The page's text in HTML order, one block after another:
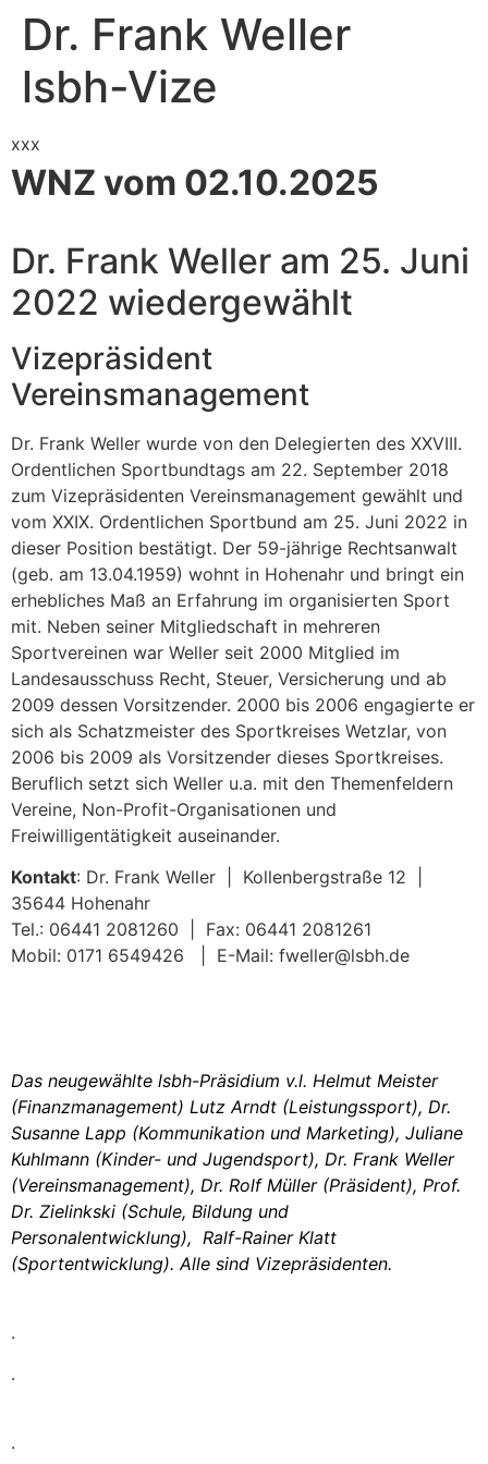
Dr. Frank Weller
lsbh-Vize
xxx
WNZ vom 02.10.2025
Dr. Frank Weller am 25. Juni
2022 wiedergewählt
Vizepräsident
Vereinsmanagement
Dr. Frank Weller wurde von den Delegierten des XXVIII.
Ordentlichen Sportbundtags am 22. September 2018
zum Vizepräsidenten Vereinsmanagement gewählt und
vom XXIX. Ordentlichen Sportbund am 25. Juni 2022 in
dieser Position bestätigt. Der 59-jährige Rechtsanwalt
(geb. am 13.04.1959) wohnt in Hohenahr und bringt ein
erhebliches Maß an Erfahrung im organisierten Sport
mit. Neben seiner Mitgliedschaft in mehreren
Sportvereinen war Weller seit 2000 Mitglied im
Landesausschuss Recht, Steuer, Versicherung und ab
2009 dessen Vorsitzender. 2000 bis 2006 engagierte er
sich als Schatzmeister des Sportkreises Wetzlar, von
2006 bis 2009 als Vorsitzender dieses Sportkreises.
Beruflich setzt sich Weller u.a. mit den Themenfeldern
Vereine, Non-Profit-Organisationen und
Freiwilligentätigkeit auseinander.
Kontakt: Dr. Frank Weller | Kollenbergstraße 12 |
35644 Hohenahr
Tel.: 06441 2081260 | Fax: 06441 2081261
Mobil: 0171 6549426 | E-Mail: fweller@lsbh.de
Das neugewählte lsbh-Präsidium v.l. Helmut Meister
(Finanzmanagement) Lutz Arndt (Leistungssport), Dr.
Susanne Lapp (Kommunikation und Marketing), Juliane
Kuhlmann (Kinder- und Jugendsport), Dr. Frank Weller
(Vereinsmanagement), Dr. Rolf Müller (Präsident), Prof.
Dr. Zielinkski (Schule, Bildung und
Personalentwicklung), Ralf-Rainer Klatt
(Sportentwicklung). Alle sind Vizepräsidenten.
.
.
.